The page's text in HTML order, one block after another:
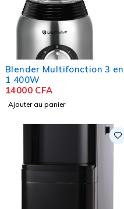
Blender Multifonction 3 en
1 400W
14000 CFA
Ajouter au panier